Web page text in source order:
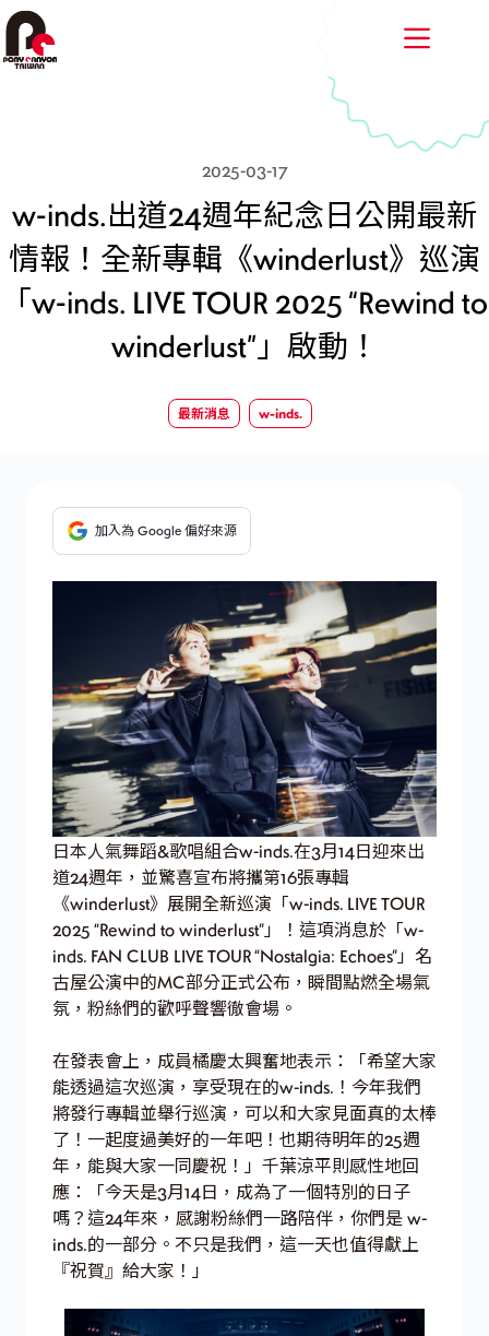
跳
至
主
2025-03-17
w-inds.出道24週年紀念日公開最新
情報！全新專輯《winderlust》巡演
「w-inds. LIVE TOUR 2025 “Rewind to
winderlust”」啟動！
最新消息 w-inds.
加入為 Google 偏好來源
日本人氣舞蹈&歌唱組合w-inds.在3月14日迎來出
道24週年，並驚喜宣布將攜第16張專輯
《winderlust》展開全新巡演「w-inds. LIVE TOUR
2025 “Rewind to winderlust”」！這項消息於「w-
inds. FAN CLUB LIVE TOUR “Nostalgia: Echoes”」名
古屋公演中的MC部分正式公布，瞬間點燃全場氣
氛，粉絲們的歡呼聲響徹會場。
在發表會上，成員橘慶太興奮地表示：「希望大家
能透過這次巡演，享受現在的w-inds.！今年我們
將發行專輯並舉行巡演，可以和大家見面真的太棒
了！一起度過美好的一年吧！也期待明年的25週
年，能與大家一同慶祝！」千葉涼平則感性地回
應：「今天是3月14日，成為了一個特別的日子
嗎？這24年來，感謝粉絲們一路陪伴，你們是 w-
inds.的一部分。不只是我們，這一天也值得獻上
『祝賀』給大家！」